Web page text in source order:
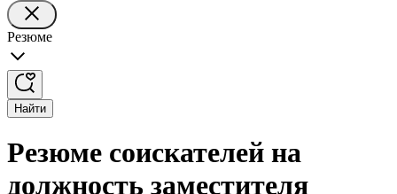
Резюме
Найти
Резюме соискателей на
должность заместителя